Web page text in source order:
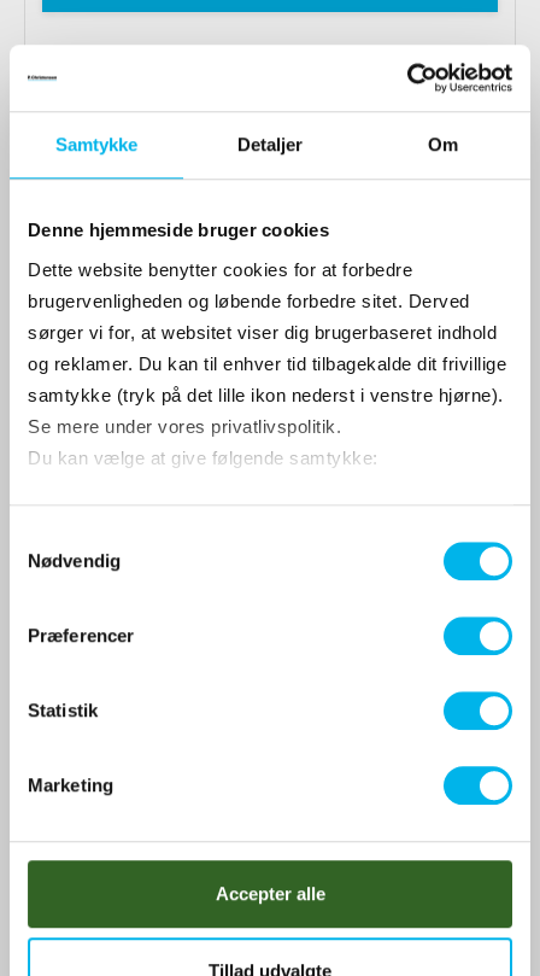
Samtykke Detaljer Om
Denne hjemmeside bruger cookies
Dette website benytter cookies for at forbedre
brugervenligheden og løbende forbedre sitet. Derved
sørger vi for, at websitet viser dig brugerbaseret indhold
og reklamer. Du kan til enhver tid tilbagekalde dit frivillige
samtykke (tryk på det lille ikon nederst i venstre hjørne).
Se mere under vores privatlivspolitik.
Du kan vælge at give følgende samtykke:
Nødvendig
Præferencer
Statistik
Marketing
Accepter alle
Tillad udvalgte